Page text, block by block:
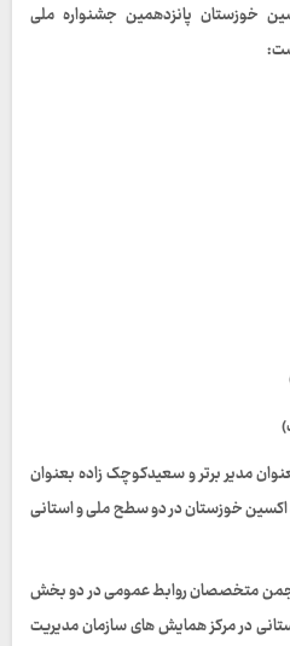
خوزستان پانزدهمین جشنواره ملی
مدیر برتر و سعیدکوچک زاده بعنوان
خوزستان در دو سطح ملی و استانی
متخصصان روابط عمومی در دو بخش
در مرکز همایش های سازمان مدیریت